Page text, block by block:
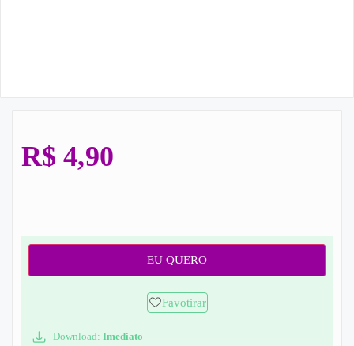
R$ 4,90
EU QUERO
Favotirar
Download: Imediato